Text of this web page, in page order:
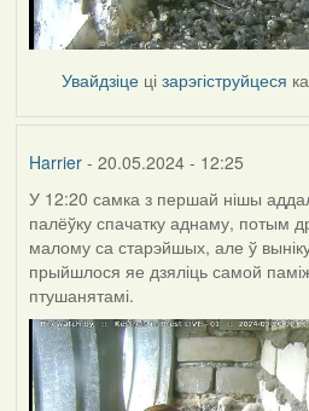
Увайдзіце цізарэгіструйцеся
Harrier- 20.05.2024 - 12:25
У 12:20 самка з першай нішы
палёўку спачатку аднаму, потым
малому са старэйшых, але ў выніку
прыйшлося яе дзяліць самой паміж
птушанятамі.